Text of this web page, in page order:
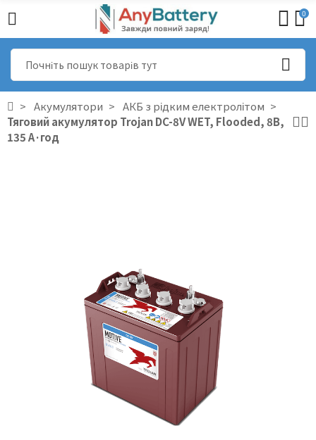
0
Акумулятори
АКБ з рідким електролітом
Тяговий акумулятор Trojan DC-8V WET, Flooded, 8В,
135 А·год